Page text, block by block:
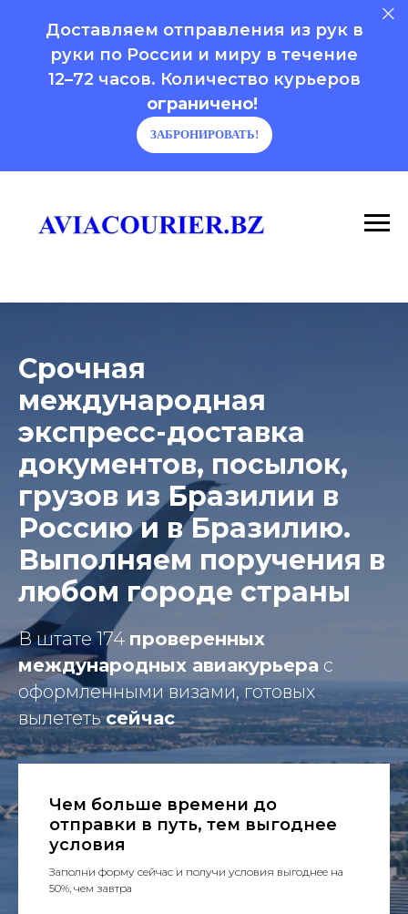
Доставляем отправления из рук в
руки по России и миру в течение
12–72 часов. Количество курьеров
ограничено!
ЗАБРОНИРОВАТЬ!
Срочная
международная
экспресс-доставка
документов, посылок,
грузов из Бразилии в
Россию и в Бразилию.
Выполняем поручения в
любом городе страны
В штате 174 проверенных
международных авиакурьера с
оформленными визами, готовых
вылететьсейчас
Чем больше времени до
отправки в путь, тем выгоднее
условия
Заполни форму сейчас и получи условия выгоднее на
50%, чем завтра